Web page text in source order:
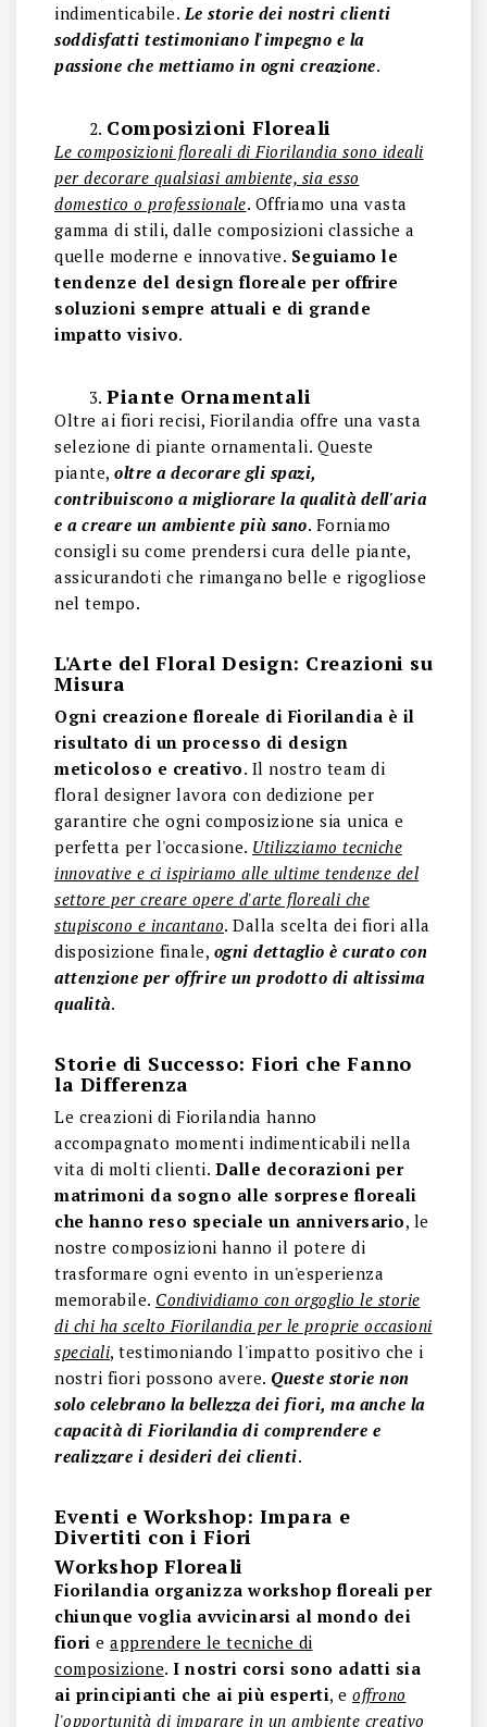
indimenticabile. Le storie dei nostri clienti
soddisfatti testimoniano l'impegno e la
passione che mettiamo in ogni creazione.
Composizioni Floreali
Le composizioni floreali di Fiorilandia sono ideali
per decorare qualsiasi ambiente, sia esso
domestico o professionale. Offriamo una vasta
gamma di stili, dalle composizioni classiche a
quelle moderne e innovative. Seguiamo le
tendenze del design floreale per offrire
soluzioni sempre attuali e di grande
impatto visivo.
Piante Ornamentali
Oltre ai fiori recisi, Fiorilandia offre una vasta
selezione di piante ornamentali. Queste
piante, oltre a decorare gli spazi,
contribuiscono a migliorare la qualità dell'aria
e a creare un ambiente più sano. Forniamo
consigli su come prendersi cura delle piante,
assicurandoti che rimangano belle e rigogliose
nel tempo.
L'Arte del Floral Design: Creazioni su
Misura
Ogni creazione floreale di Fiorilandia è il
risultato di un processo di design
meticoloso e creativo. Il nostro team di
floral designer lavora con dedizione per
garantire che ogni composizione sia unica e
perfetta per l'occasione. Utilizziamo tecniche
innovative e ci ispiriamo alle ultime tendenze del
settore per creare opere d'arte floreali che
stupiscono e incantano. Dalla scelta dei fiori alla
disposizione finale, ogni dettaglio è curato con
attenzione per offrire un prodotto di altissima
qualità.
Storie di Successo: Fiori che Fanno
la Differenza
Le creazioni di Fiorilandia hanno
accompagnato momenti indimenticabili nella
vita di molti clienti. Dalle decorazioni per
matrimoni da sogno alle sorprese floreali
che hanno reso speciale un anniversario, le
nostre composizioni hanno il potere di
trasformare ogni evento in un'esperienza
memorabile. Condividiamo con orgoglio le storie
di chi ha scelto Fiorilandia per le proprie occasioni
speciali, testimoniando l'impatto positivo che i
nostri fiori possono avere. Queste storie non
solo celebrano la bellezza dei fiori, ma anche la
capacità di Fiorilandia di comprendere e
realizzare i desideri dei clienti.
Eventi e Workshop: Impara e
Divertiti con i Fiori
Workshop Floreali
Fiorilandia organizza workshop floreali per
chiunque voglia avvicinarsi al mondo dei
fiori e apprendere le tecniche di
composizione. I nostri corsi sono adatti sia
ai principianti che ai più esperti, e offrono
l'opportunità di imparare in un ambiente creativo